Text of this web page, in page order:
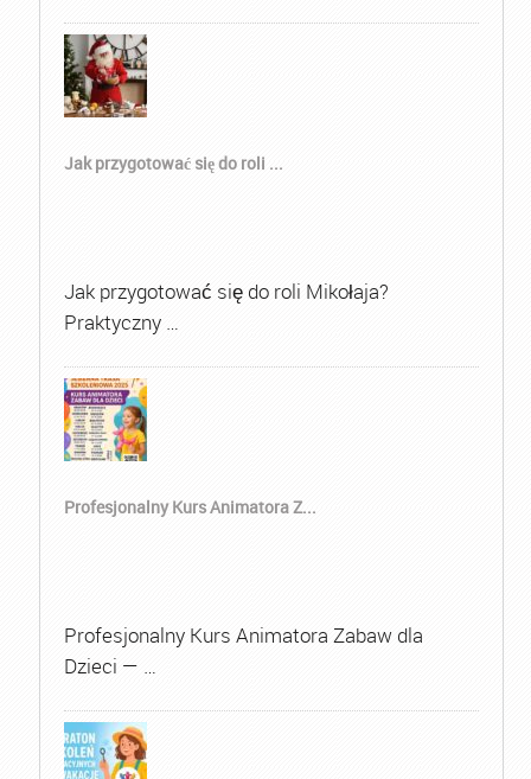
Jak przygotować się do roli ...
Jak przygotować się do roli Mikołaja?
Praktyczny …
Profesjonalny Kurs Animatora Z...
Profesjonalny Kurs Animatora Zabaw dla
Dzieci — …